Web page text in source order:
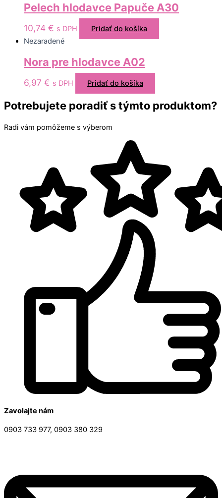
Pelech hlodavce Papuče A30
10,74 € s DPH
Pridať do košíka
Nezaradené
Nora pre hlodavce A02
6,97 € s DPH Pridať do košíka
Potrebujete poradiť s týmto produktom?
Radi vám pomôžeme s výberom
Zavolajte nám
0903 733 977, 0903 380 329